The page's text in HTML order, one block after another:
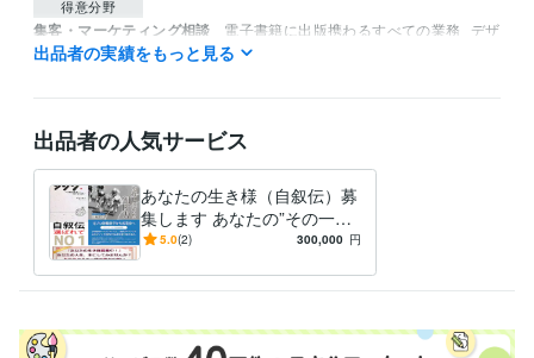
得意分野
集客・マーケティング相談 電子書籍に出版携わるすべての業務
デザ
イン関連・WEBマーケティング関連
Webマーケティング
見込み客
出品者の実績をもっと見る
出品者の人気サービス
あなたの生き様（自叙伝）募
集します あなたの”その一冊
が”誰かの救いになるかもし
5.0(2) 300,000 円